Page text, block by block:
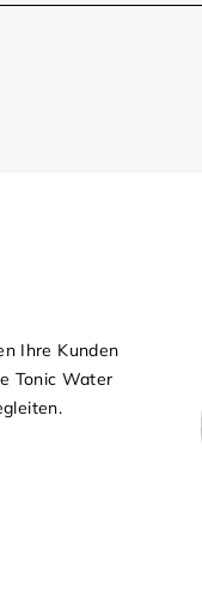
Ihre Kunden
Tonic Water